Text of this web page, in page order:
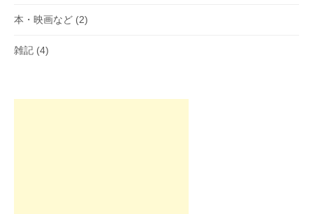
本・映画など (2)
雑記 (4)